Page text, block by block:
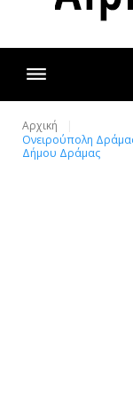
Αρχική
Ονειρούπολη
Δήμου Δράμας